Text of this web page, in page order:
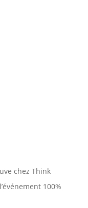
chez Think
100%